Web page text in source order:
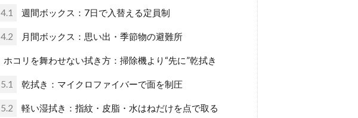
4.1 週間ボックス：7日で入替える定員制
4.2 月間ボックス：思い出・季節物の避難所
ホコリを舞わせない拭き方：掃除機より“先に”乾拭き
5.1 乾拭き：マイクロファイバーで面を制圧
5.2 軽い湿拭き：指紋・皮脂・水はねだけを点で取る